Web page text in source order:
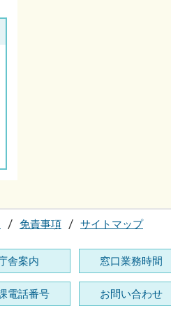
免責事項 サイトマップ
舎案内 窓口業務時間
電話番号 お問い合わせ